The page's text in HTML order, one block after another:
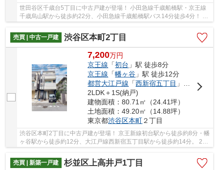
世田谷区千歳台5丁目に中古戸建が登場！ 小田急線千歳船橋駅・京王線
千歳烏山駅から徒歩約22分、小田急線千歳船橋駅バス14分徒歩4分！ 2
売買 | 中古一戸建
渋谷区本町2丁目
7,200万円
京王線 「初台 」駅 徒歩8分
京王線 「幡ヶ谷 」駅 徒歩12分
都営大江戸線 「西新宿五丁目 」駅 徒歩14分
2LDK＋1S(納戸)
建物面積：80.71㎡（24.41坪）
土地面積：49.20㎡（14.88坪）
東京都渋谷区本町２丁目
渋谷区本町2丁目に中古戸建が登場！ 京王新線初台駅から徒歩約8分・幡
ヶ谷駅から徒歩約12分、大江戸線西新宿五丁目駅から徒歩約14分。 2路
売買 | 新築一戸建
杉並区上高井戸1丁目